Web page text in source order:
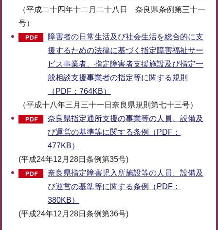
（平成二十四年十二月二十八日 奈良県条例第三十一
号）
障害者の日常生活及び社会生活を総合的に支
援するための法律に基づく指定障害福祉サー
ビス事業者、指定障害者支援施設及び指定一
般相談支援事業者の指定等に関する規則
（PDF：764KB）
（平成十八年三月三十一日奈良県規則第七十三号）
奈良県指定通所支援の事業等の人員、設備及
び運営の基準等に関する条例（PDF：
477KB）
(平成24年12月28日条例第35号)
奈良県指定障害児入所施設等の人員、設備及
び運営の基準等に関する条例（PDF：
380KB）
(平成24年12月28日条例第36号)